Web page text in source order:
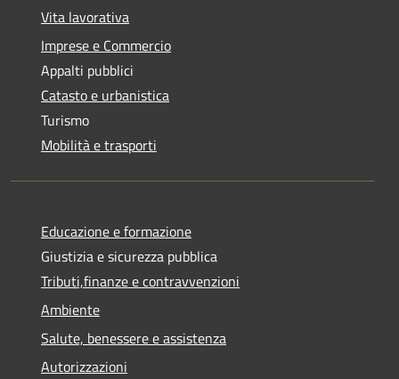
Vita lavorativa
Imprese e Commercio
Appalti pubblici
Catasto e urbanistica
Turismo
Mobilità e trasporti
Educazione e formazione
Giustizia e sicurezza pubblica
Tributi,finanze e contravvenzioni
Ambiente
Salute, benessere e assistenza
Autorizzazioni